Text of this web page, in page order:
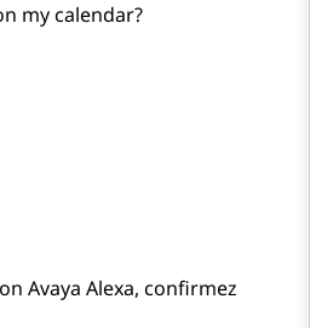
my calendar?
Avaya Alexa, confirmez